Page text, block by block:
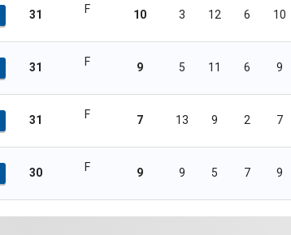
31 F 10 3 12 6 10
31 F 9 5 11 6 9
31 F 7 13 9 2 7
30 F 9 9 5 7 9